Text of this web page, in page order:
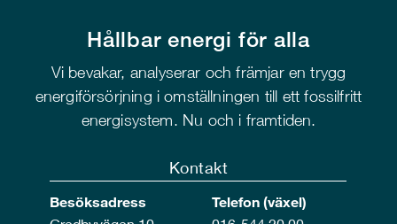
Hållbar energi för alla
Vi bevakar, analyserar och främjar en trygg
energiförsörjning i omställningen till ett fossilfritt
energisystem. Nu och i framtiden.
Kontakt
Besöksadress
Telefon (växel)